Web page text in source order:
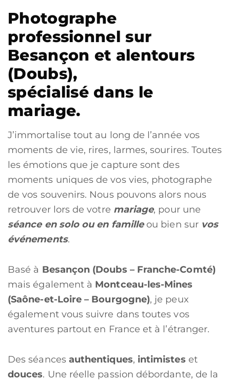
Photographe
professionnel sur
Besançon et alentours
(Doubs),
spécialisé dans le
mariage.
J’immortalise tout au long de l’année vos
moments de vie, rires, larmes, sourires. Toutes
les émotions que je capture sont des
moments uniques de vos vies, photographe
de vos souvenirs. Nous pouvons alors nous
retrouver lors de votre mariage, pour une
séance en solo ou en familleou bien sur vos
événements.
Basé à Besançon (Doubs – Franche-Comté)
mais également à Montceau-les-Mines
(Saône-et-Loire – Bourgogne), je peux
également vous suivre dans toutes vos
aventures partout en France et à l’étranger.
Des séances authentiques, intimistes et
douces. Une réelle passion débordante, de la